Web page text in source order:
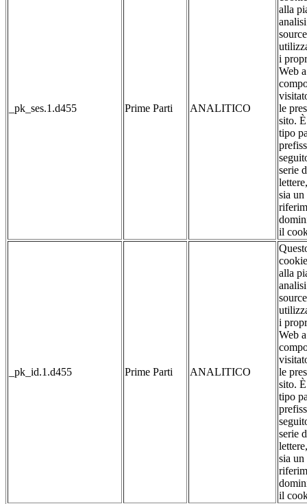
_pk_ses.1.d455 Prime Parti ANALITICO
alla
i
Web
le
sito.
tipo
serie
sia
il
_pk_id.1.d455 Prime Parti ANALITICO
alla
i
Web
le
sito.
tipo
serie
sia
il